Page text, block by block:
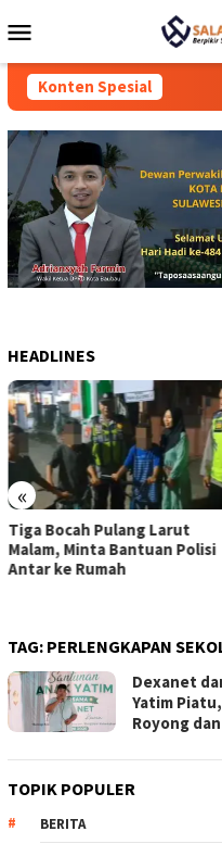
ke
Mobile
Konten Spesial
HEADLINES
«
Diduga Jadi Korban
Penganiayaan Pacar, Wanita
Kajen Alami Luka dan Trauma
TAG: PERLENGKAPAN
Dexanet
Yatim
Royong
TOPIK POPULER
BERITA